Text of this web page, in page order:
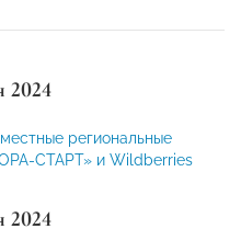
2024
региональные
СТАРТ» и Wildberries
2024